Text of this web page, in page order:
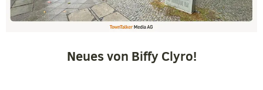
Neues von Biffy Clyro!